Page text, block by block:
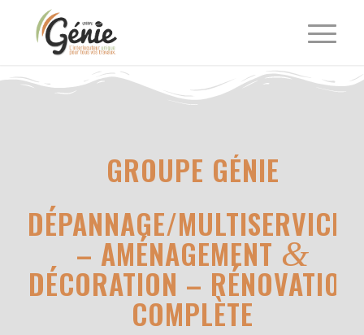
GROUPE GÉNIE
DÉPANNAGE/MULTISERVICES
– AMÉNAGEMENT &
DÉCORATION – RÉNOVATION
COMPLÈTE